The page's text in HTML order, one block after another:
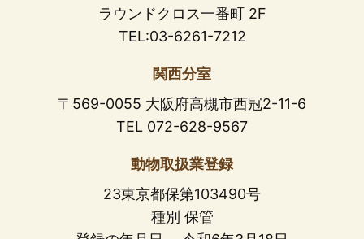
ラウンドクロス一番町 2F
TEL:03-6261-7212
関西分室
〒569-0055 大阪府高槻市西冠2-11-6
TEL 072-628-9567
動物取扱業登録
23東京都保第103490号
種別 保管